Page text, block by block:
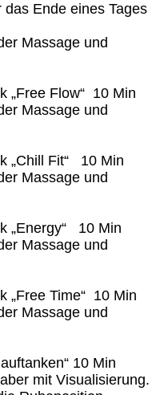
Ende eines Tages
Massage und
„Free Flow“ 10 Min
Massage und
„Chill Fit“ 10 Min
Massage und
„Energy“ 10 Min
Massage und
„Free Time“ 10 Min
Massage und
10 Min
mit Visualisierung.